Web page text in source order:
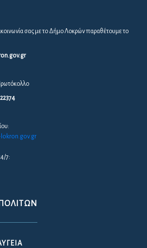
σας με το Δήμο Λοκρών παραθέτουμε το
7: